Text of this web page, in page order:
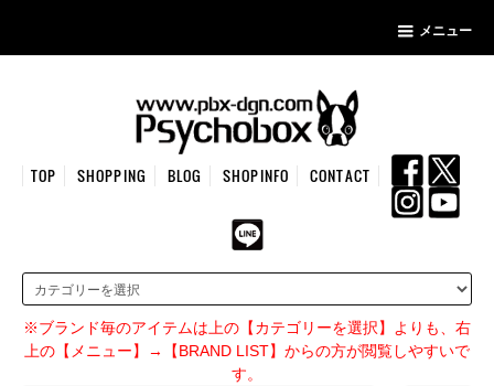
メニュー
TOP SHOPPING BLOG SHOPINFO CONTACT
※ブランド毎のアイテムは上の【カテゴリーを選択】よりも、右
上の【メニュー】→【BRAND LIST】からの方が閲覧しやすいで
す。